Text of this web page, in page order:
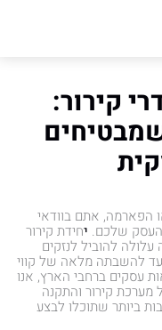
קירור:
הפארמה, אתם בוודאי
העסק שלכם. יחידת קירור
להוביל לנזקים
להשבתה מלאה של קווי
עסקים ברחבי הארץ, אנו
מערכת קירור והתקנה
ביותר שתוכלו לבצע